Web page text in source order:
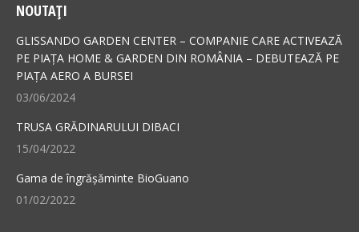
opens
in
new
window
opens
in
new
window
NOUTAȚI
GLISSANDO GARDEN CENTER – COMPANIE CARE ACTIVEAZĂ
PE PIAȚA HOME & GARDEN DIN ROMÂNIA – DEBUTEAZĂ PE
PIAȚA AERO A BURSEI
03/06/2024
TRUSA GRĂDINARULUI DIBACI
15/04/2022
Gama de îngrășăminte BioGuano
01/02/2022